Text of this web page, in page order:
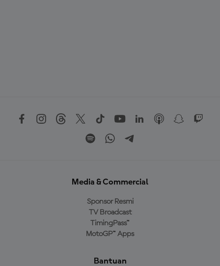
Media & Commercial
Sponsor Resmi
TV Broadcast
TimingPass™
MotoGP™ Apps
Bantuan